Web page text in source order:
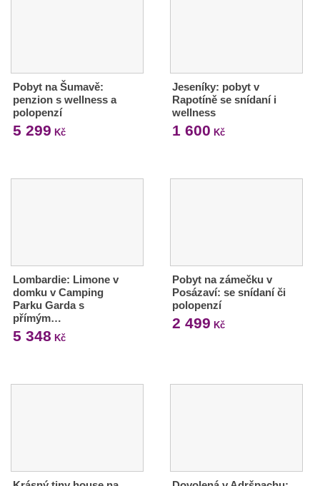
Pobyt na Šumavě:
penzion s wellness a
polopenzí
5 299 Kč
Jeseníky: pobyt v
Rapotíně se snídaní i
wellness
1 600 Kč
Lombardie: Limone v
domku v Camping
Parku Garda s
přímým…
5 348 Kč
Pobyt na zámečku v
Posázaví: se snídaní či
polopenzí
2 499 Kč